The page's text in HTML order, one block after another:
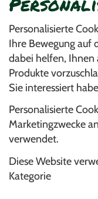
Personalisierte
Ihre Bewegung auf
dabei helfen, Ihnen
Produkte
Sie interessiert
Personalisierte
Marketingzwecke
verwendet.
Diese Website
Kategorie